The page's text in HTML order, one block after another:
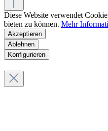
Diese Website verwendet
bieten zu können. Mehr
Akzeptieren
Ablehnen
Konfigurieren